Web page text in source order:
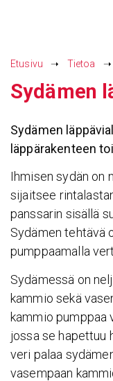
Etusivu ➝ Tietoa ➝
Sydämen
Sydämen
läppärakenteen
Ihmisen sydän on
sijaitsee
panssarin sisällä
Sydämen tehtävä
pumppaamalla
Sydämessä on
kammio sekä
kammio pumppaa
jossa se hapettuu
veri palaa
vasempaan